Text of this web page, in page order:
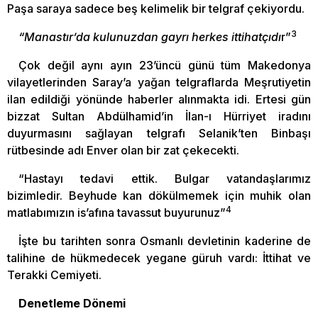
Paşa saraya sadece beş kelimelik bir telgraf çekiyordu.
“Manastır’da kulunuzdan gayrı herkes ittihatçıdır”3
Çok değil aynı ayın 23’üncü günü tüm Makedonya
vilayetlerinden Saray’a yağan telgraflarda Meşrutiyetin
ilan edildiği yönünde haberler alınmakta idi. Ertesi gün
bizzat Sultan Abdülhamid’in İlan-ı Hürriyet iradını
duyurmasını sağlayan telgrafı Selanik’ten Binbaşı
rütbesinde adı Enver olan bir zat çekecekti.
“Hastayı tedavi ettik. Bulgar vatandaşlarımız
bizimledir. Beyhude kan dökülmemek için muhik olan
matlabımızın is’afına tavassut buyurunuz”4
İşte bu tarihten sonra Osmanlı devletinin kaderine de
talihine de hükmedecek yegane güruh vardı: İttihat ve
Terakki Cemiyeti.
Denetleme Dönemi